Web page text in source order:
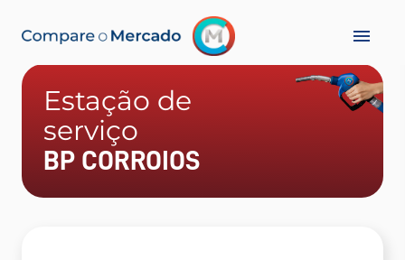
Estação de
serviço
BP CORROIOS